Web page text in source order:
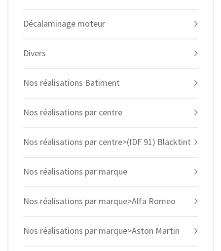
Décalaminage moteur
Divers
Nos réalisations Batiment
Nos réalisations par centre
Nos réalisations par centre>(IDF 91) Blacktint
Nos réalisations par marque
Nos réalisations par marque>Alfa Romeo
Nos réalisations par marque>Aston Martin